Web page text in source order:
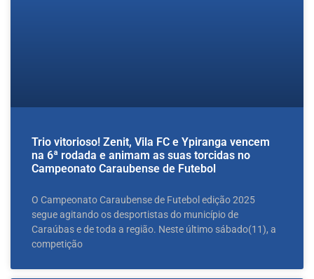
Trio vitorioso! Zenit, Vila FC e Ypiranga vencem
na 6ª rodada e animam as suas torcidas no
Campeonato Caraubense de Futebol
O Campeonato Caraubense de Futebol edição 2025
segue agitando os desportistas do município de
Caraúbas e de toda a região. Neste último sábado(11), a
competição